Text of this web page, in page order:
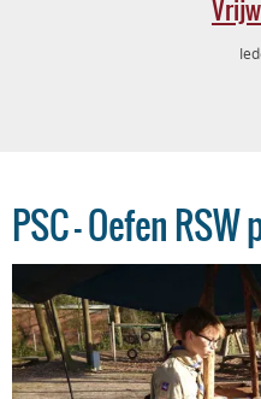
PSC – Oefen